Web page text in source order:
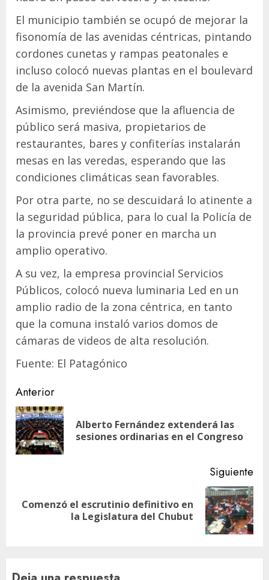
El municipio también se ocupó de mejorar la
fisonomía de las avenidas céntricas, pintando
cordones cunetas y rampas peatonales e
incluso colocó nuevas plantas en el boulevard
de la avenida San Martín.
Asimismo, previéndose que la afluencia de
público será masiva, propietarios de
restaurantes, bares y confiterías instalarán
mesas en las veredas, esperando que las
condiciones climáticas sean favorables.
Por otra parte, no se descuidará lo atinente a
la seguridad pública, para lo cual la Policía de
la provincia prevé poner en marcha un
amplio operativo.
A su vez, la empresa provincial Servicios
Públicos, colocó nueva luminaria Led en un
amplio radio de la zona céntrica, en tanto
que la comuna instaló varios domos de
cámaras de videos de alta resolución.
Fuente: El Patagónico
Navegación
de
entradas
Anterior
Alberto Fernández extenderá las
sesiones ordinarias en el Congreso
Siguiente
Siguiente
Comenzó el escrutinio definitivo en
la Legislatura del Chubut